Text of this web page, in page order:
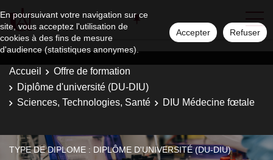
En poursuivant votre navigation sur ce
site, vous acceptez l'utilisation de
cookies à des fins de mesure
d'audience (statistiques anonymes).
Accepter Refuser
Accueil
Offre de formation
Diplôme d'université (DU-DIU)
Sciences, Technologies, Santé
DIU Médecine fœtale
TYPE DE DIPLOME : DIPLÔME D'UNIVERSITÉ (DU-DIU)